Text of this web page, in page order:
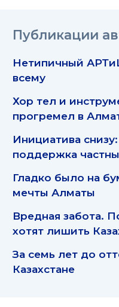
Публикации
Нетипичный
всему
Хор тел и
прогремел в
Инициатива
поддержка
Гладко было на
мечты Алматы
Вредная забота.
хотят лишить
За семь лет до
Казахстане